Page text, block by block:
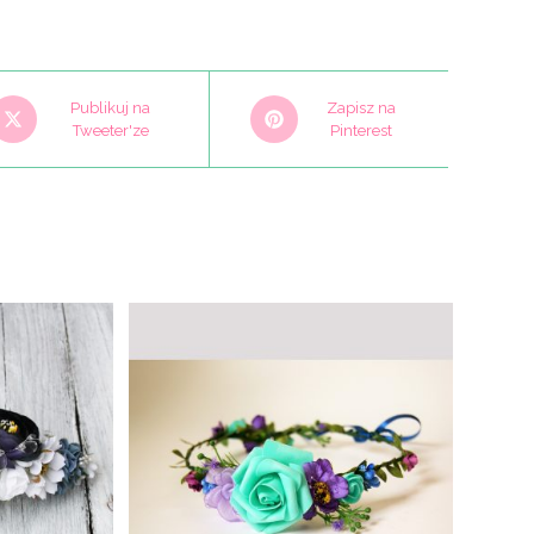
Publikuj na
Tweeter'ze
Opens
in
Zapisz na
Pinterest